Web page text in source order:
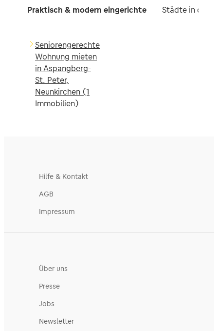
Praktisch & modern eingerichte Städte in der
Seniorengerechte
Wohnung mieten
in Aspangberg-
St. Peter,
Neunkirchen (1
Immobilien)
Hilfe & Kontakt
AGB
Impressum
Über uns
Presse
Jobs
Newsletter